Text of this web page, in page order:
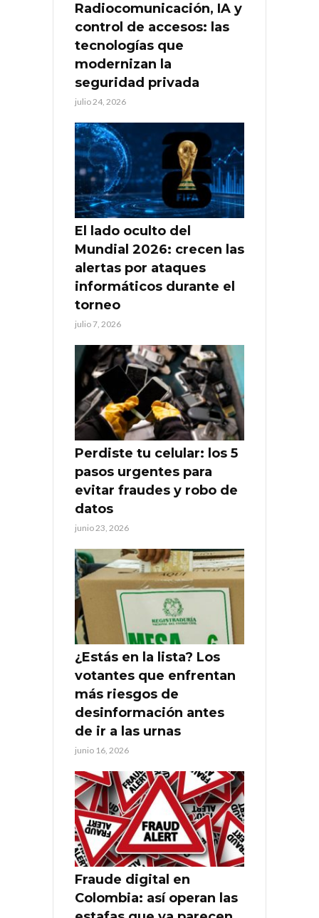
Radiocomunicación, IA y
control de accesos: las
tecnologías que
modernizan la
seguridad privada
julio 24, 2026
El lado oculto del
Mundial 2026: crecen las
alertas por ataques
informáticos durante el
torneo
julio 7, 2026
Perdiste tu celular: los 5
pasos urgentes para
evitar fraudes y robo de
datos
junio 23, 2026
¿Estás en la lista? Los
votantes que enfrentan
más riesgos de
desinformación antes
de ir a las urnas
junio 16, 2026
Fraude digital en
Colombia: así operan las